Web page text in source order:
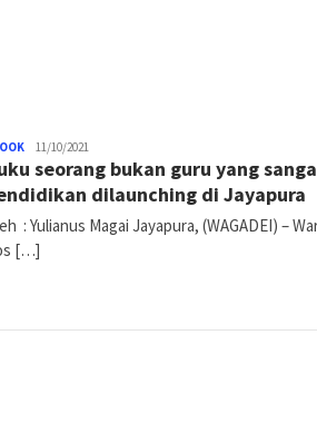
Pace
Ko'Sapa
11/10/2021
seorang bukan guru yang
dilaunching di Jayapura
: Yulianus Magai Jayapura, (WAGADEI) –
[…]